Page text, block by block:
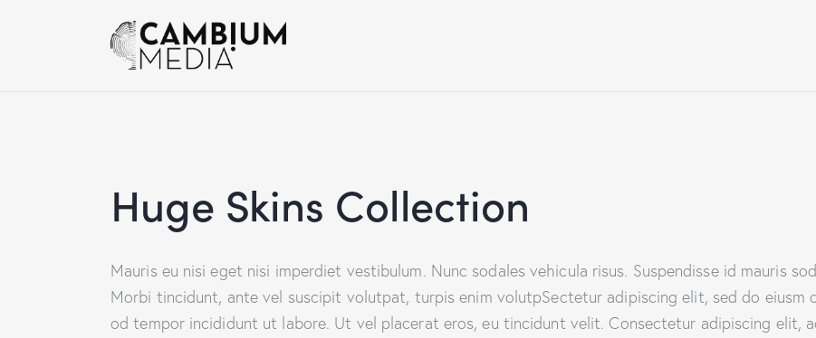
Huge Skins Collection
Mauris eu nisi eget nisi imperdiet vestibulum. Nunc sodales vehicula risus. Suspendisse id mauris
Morbi tincidunt, ante vel suscipit volutpat, turpis enim volutpSectetur adipiscing elit, sed do eiusm
od tempor incididunt ut labore. Ut vel placerat eros, eu tincidunt velit. Consectetur adipiscing elit,